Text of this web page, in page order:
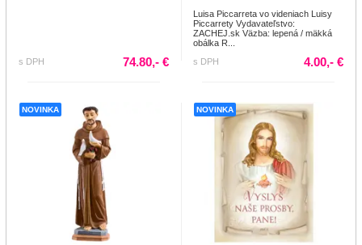
s DPH 74.80,- €
Luisa Piccarreta vo videniach Luisy
Piccarrety Vydavateľstvo:
ZACHEJ.sk Väzba: lepená / mäkká
obálka R...
s DPH
4.00,- €
NOVINKA NOVINKA